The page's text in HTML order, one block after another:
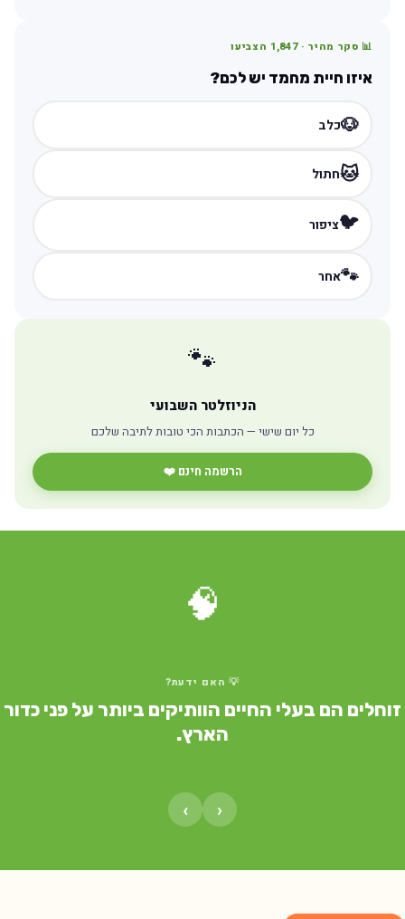
📊 סקר מהיר ·1,847 הצביעו
איזו חיית מחמד יש לכם?
🐶כלב
🐱חתול
🐦ציפור
🐾אחר
🐾
הניוזלטר השבועי
כל יום שישי — הכתבות הכי טובות לתיבה שלכם
הרשמה חינם ❤️
🧠
💡 האם ידעת?
זוחלים הם בעלי החיים הוותיקים ביותר על פני כדור
הארץ.
‹
›